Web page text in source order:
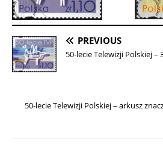
PREVIOUS
50-lecie Telewizji Polskiej –
50-lecie Telewizji Polskiej – arkusz